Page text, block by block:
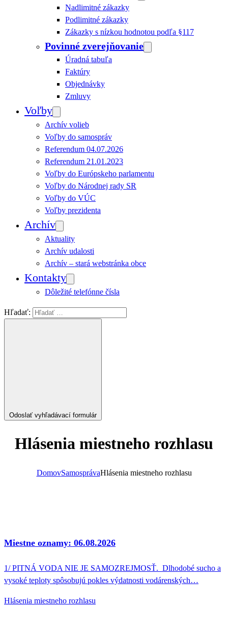
Nadlimitné zákazky
Podlimitné zákazky
Zákazky s nízkou hodnotou podľa §117
Povinné zverejňovanie
Úradná tabuľa
Faktúry
Objednávky
Zmluvy
Voľby
Archív volieb
Voľby do samospráv
Referendum 04.07.2026
Referendum 21.01.2023
Voľby do Európskeho parlamentu
Voľby do Národnej rady SR
Voľby do VÚC
Voľby prezidenta
Archív
Aktuality
Archív udalosti
Archív – stará webstránka obce
Kontakty
Dôležité telefónne čísla
Hľadať:
Odoslať vyhľadávací formulár
Hlásenia miestneho rozhlasu
DomovSamosprávaHlásenia miestneho rozhlasu
Miestne oznamy: 06.08.2026
1/ PITNÁ VODA NIE JE SAMOZREJMOSŤ. Dlhodobé sucho a
vysoké teploty spôsobujú pokles výdatnosti vodárenských…
Hlásenia miestneho rozhlasu